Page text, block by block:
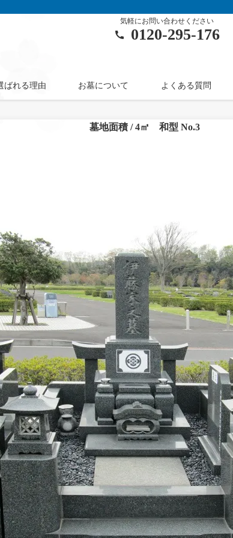
ばれる理由 お墓について よくある質問
気軽にお問い合わせください
0120‐295‐176
墓地面積 / 4㎡ 和型 No.3